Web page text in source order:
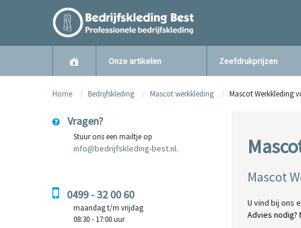
Onze artikelen Zeefdrukprijzen
Home Bedrijfskleding Mascot werkkleding Mascot Werkkleding
Vragen?
Stuur ons een mailtje op
info@bedrijfskleding-best.nl.
0499 - 32 00 60
maandag t/m vrijdag
08:30 - 17:00 uur
Mascot
U vind bij ons
Advies nodig?